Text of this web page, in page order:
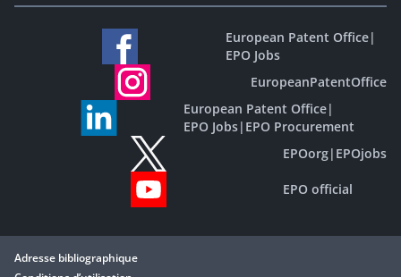
European Patent Office|
EPO Jobs
EuropeanPatentOffice
European Patent Office|
EPO Jobs| EPO Procurement
EPOorg| EPOjobs
EPO official
Adresse bibliographique